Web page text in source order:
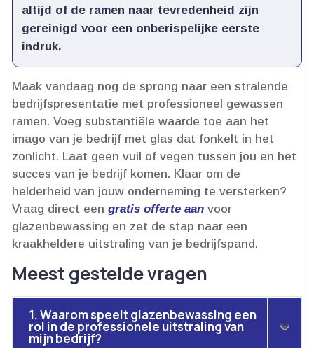
altijd of de ramen naar tevredenheid zijn
gereinigd voor een onberispelijke eerste
indruk.​
Maak vandaag nog de sprong naar een stralende
bedrijfspresentatie met professioneel gewassen
ramen.​ Voeg substantiële waarde toe aan het
imago van je bedrijf met glas dat fonkelt in het
zonlicht.​ Laat geen vuil of vegen tussen jou en het
succes van je bedrijf komen.​ Klaar om de
helderheid van jouw onderneming te versterken?
Vraag direct eengratis offerte aan voor
glazenbewassing en zet de stap naar een
kraakheldere uitstraling van je bedrijfspand.​
Meest gestelde vragen
1. Waarom speelt glazenbewassing een
rol in de professionele uitstraling van
mijn bedrijf?